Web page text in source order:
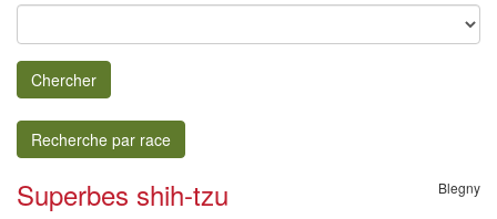
Chercher
Recherche par race
Superbes shih-tzu Blegny